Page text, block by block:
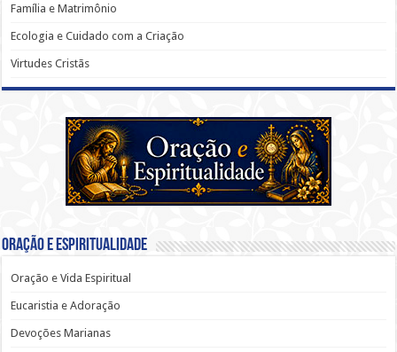
Família e Matrimônio
Ecologia e Cuidado com a Criação
Virtudes Cristãs
Oração e Espiritualidade
Oração e Vida Espiritual
Eucaristia e Adoração
Devoções Marianas